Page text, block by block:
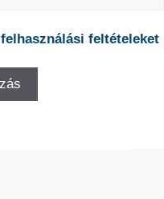
felhasználási feltételeket